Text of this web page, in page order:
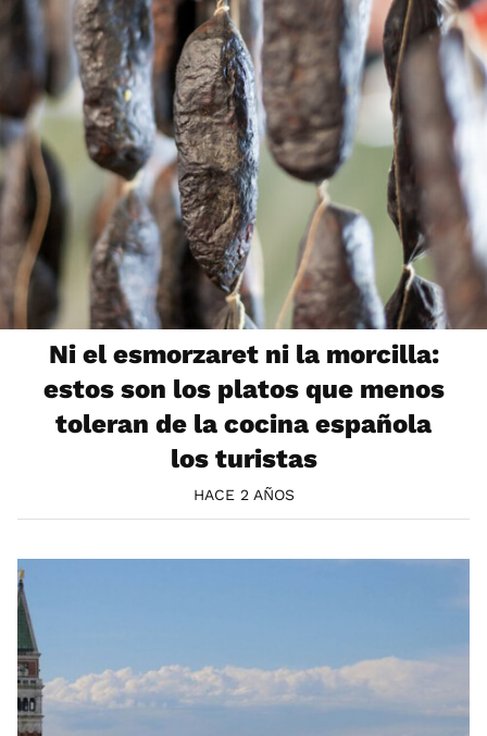
Ni el esmorzaret ni la morcilla:
estos son los platos que menos
toleran de la cocina española
los turistas
HACE 2 AÑOS